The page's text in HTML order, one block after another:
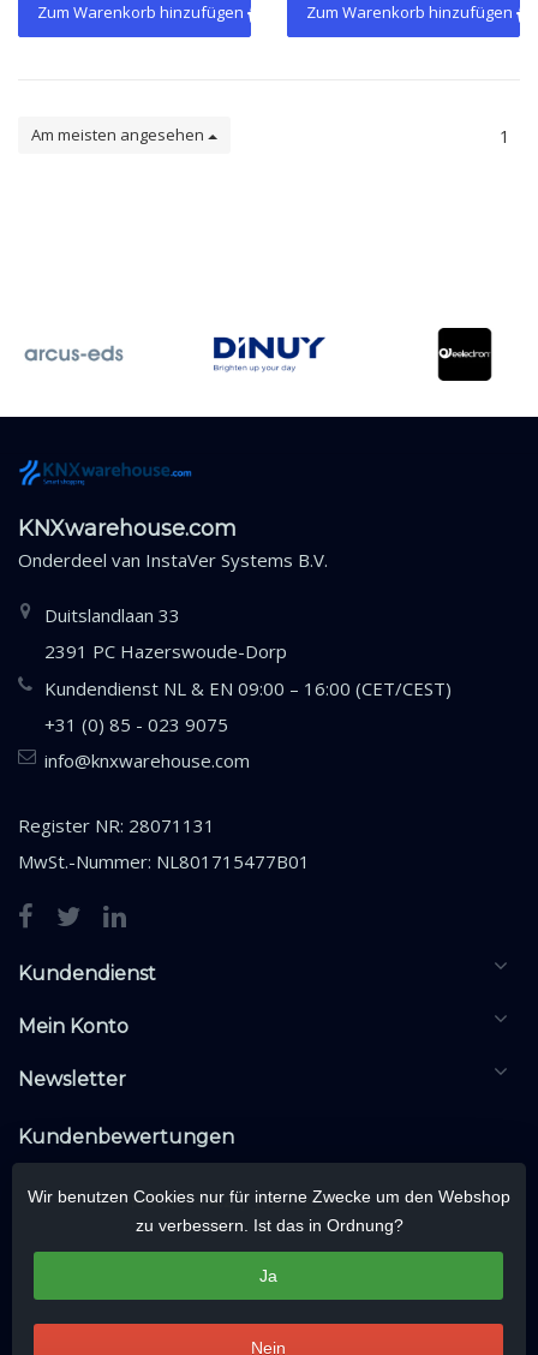
Zum Warenkorb hinzufügen Zum Warenkorb hinzufügen
Am meisten angesehen 1
KNXwarehouse.com
Onderdeel van InstaVer Systems B.V.
Duitslandlaan 33
2391 PC Hazerswoude-Dorp
Kundendienst NL & EN 09:00 – 16:00 (CET/CEST)
+31 (0) 85 - 023 9075
info@knxwarehouse.com
Register NR: 28071131
MwSt.-Nummer: NL801715477B01
Kundendienst
Mein Konto
Newsletter
Kundenbewertungen
Wir benutzen Cookies nur für interne Zwecke um den Webshop
zu verbessern. Ist das in Ordnung?
Ja
Nein